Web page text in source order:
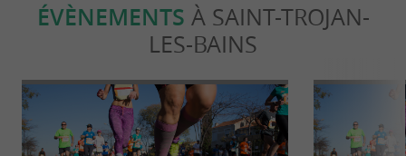
ÉVÈNEMENTS À SAINT-TROJAN-
LES-BAINS